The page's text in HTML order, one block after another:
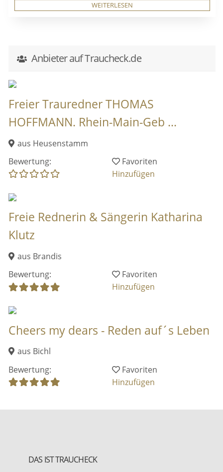
WEITERLESEN
Anbieter auf Traucheck.de
Freier Trauredner THOMAS
HOFFMANN. Rhein-Main-Geb ...
aus Heusenstamm
Bewertung:
Favoriten
Hinzufügen
Freie Rednerin & Sängerin Katharina
Klutz
aus Brandis
Bewertung:
Favoriten
Hinzufügen
Cheers my dears - Reden auf´s Leben
aus Bichl
Bewertung:
Favoriten
Hinzufügen
DAS IST TRAUCHECK